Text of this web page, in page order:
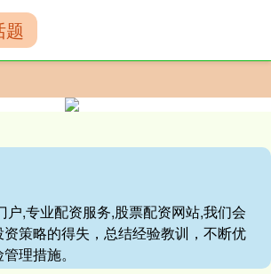
户,专业配资服务,股票配资网站,我们会
策略的得失，总结经验教训，不断优
理措施。
题